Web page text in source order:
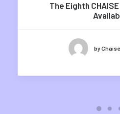
The Eighth
by